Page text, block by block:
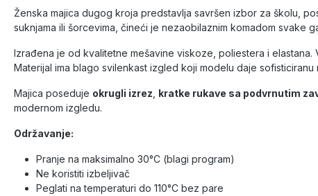
Ženska majica dugog kroja predstavlja savršen izbor za školu,
suknjama ili šorcevima, čineći je nezaobilaznim komadom svake
Izrađena je od kvalitetne mešavine viskoze, poliestera i
Materijal ima blago svilenkast izgled koji modelu daje sofisticiranu
Majica poseduje okrugli izrez kratke rukave sa podvrnutim
modernom izgledu.
Održavanje:
Pranje na maksimalno 30°C (blagi program)
Ne koristiti izbeljivač
Peglati na temperaturi do 110°C bez pare